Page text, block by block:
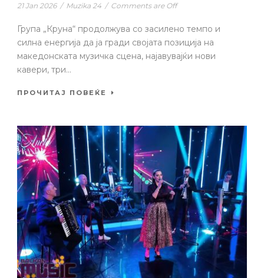
21 Jan 2026 / Muzika 24 / Comments are Off
Група „Круна“ продолжува со засилено темпо и
силна енергија да ја гради својата позиција на
македонската музичка сцена, најавувајќи нови
кавери, три...
ПРОЧИТАЈ ПОВЕЌЕ